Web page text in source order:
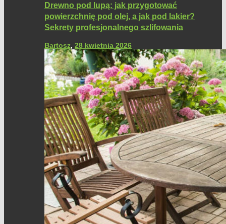
Drewno pod lupą: jak przygotować
powierzchnię pod olej, a jak pod lakier?
Sekrety profesjonalnego szlifowania
Bartosz, 28 kwietnia 2026